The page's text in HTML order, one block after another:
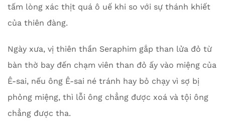
tấm lòng xác thịt quá ô uế khi so với sự thánh khiết
của thiên đàng.
Ngày xưa, vị thiên thần Seraphim gắp than lửa đỏ từ
bàn thờ bay đến chạm viên than đỏ ấy vào miệng của
Ê-sai, nếu ông Ê-sai né tránh hay bỏ chạy vì sợ bị
phỏng miệng, thì lỗi ông chẳng được xoá và tội ông
chẳng được tha.